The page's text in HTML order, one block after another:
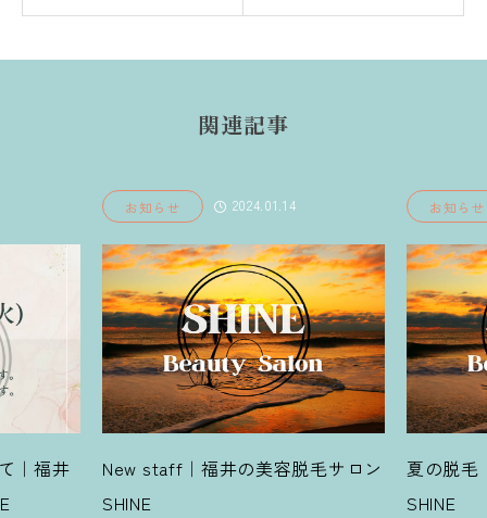
関連記事
2024.01.14
福井の美容脱毛サロン
お知らせ 2024.06.17
夏の脱毛｜福井の美容脱毛サ